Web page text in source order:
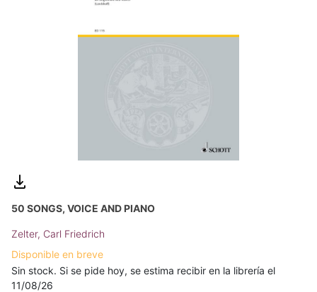
50 SONGS, VOICE AND PIANO
Zelter, Carl Friedrich
Disponible en breve
Sin stock. Si se pide hoy, se estima recibir en la librería el
11/08/26